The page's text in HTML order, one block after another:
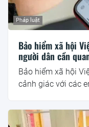
Pháp luật
Bảo hiểm xã hội
người dân cần
Bảo hiểm xã hội
cảnh giác với các